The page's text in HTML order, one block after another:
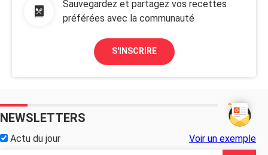
Sauvegardez et partagez vos recettes
préférées avec la communauté
S'INSCRIRE
NEWSLETTERS
Actu du jour Voir un exemple